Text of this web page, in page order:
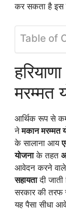
कर सकता है इस
Table of
मरम्मत
आर्थिक रूप से
नेमकान मरम्मत
के सालाना आय
योजनाके तहत
आवेदन करने वाले
सहायतादी जाती
सरकार की तरफ
यह पैसा सीधा